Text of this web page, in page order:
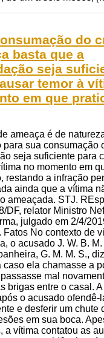
do
basta que a
seja
temor à
em que
ameaça é de
para sua consumação
seja suficiente para
no momento em
restando a infração
ainda que a vítima
ameaçada. STJ.
DF, relator Ministro
julgado em 2/4/
Fatos No contexto de
o acusado J. W. B.
G. M. M. S.,
caso ela chamasse a
mal
brigas entre o casal.
o acusado ofendê-
e desferir um chute
em sua boca.
a vítima contatou as